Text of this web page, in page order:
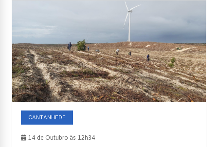
CANTANHEDE
14 de Outubro às 12h34